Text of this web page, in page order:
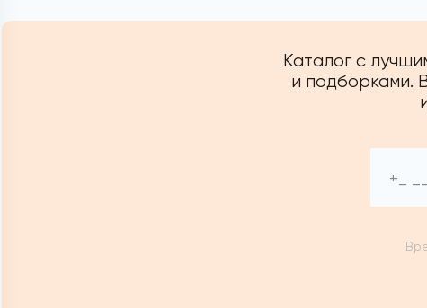
Каталог с
и подборками.